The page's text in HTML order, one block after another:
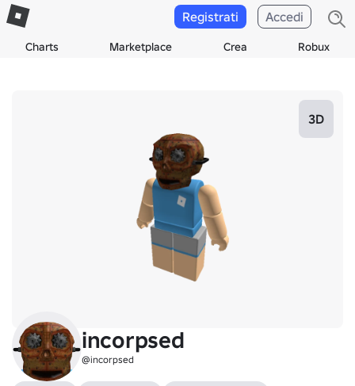
Charts Marketplace Crea Robux
Registrati Accedi
3D
incorpsed
@incorpsed